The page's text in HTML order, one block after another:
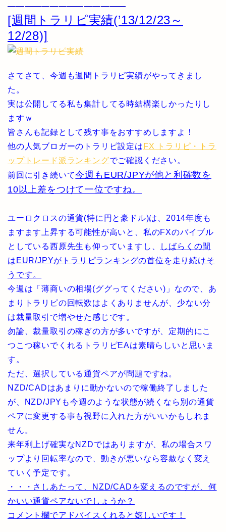
——————————————
[週間トラリピ実績(’13/12/23～
12/28)]
さてさて、今週も週間トラリピ実績がやってきまし
た。
実は公開してる私も集計してる時結構楽しかったりし
ますｗ
皆さんも記録として残す事をおすすめしますよ！
他の人気ブロガーのトラリピ設定は FX トラリピ・トラ
ップトレード派ランキングでご確認ください。
前回に引き続いて今週もEUR/JPYが他と利確数を
10以上差をつけて一位ですね。
ユーロクロスの通貨(特に円と豪ドル)は、2014年度も
ますます上昇する可能性が高いと、私のFXのバイブル
としている西原先生も仰っていますし、
しばらくの間
はEUR/JPYがトラリピランキングの首位を走り続けそ
うです。
今週は「薄商いの相場(ググってください)」なので、あ
まりトラリピの回転数はよくありませんが、少ない分
は裁量取引で増やせた感じです。
勿論、裁量取引の稼ぎの方が多いですが、定期的にこ
つこつ稼いでくれるトラリピEAは素晴らしいと思いま
す。
ただ、選択している通貨ペアが問題ですね。
NZD/CADはあまりに動かないので稼働終了しました
が、NZD/JPYも今週のような状態が続くなら別の通貨
ペアに変更する事も視野に入れた方がいいかもしれま
せん。
来年利上げ確実なNZDではありますが、私の場合スワ
ップより回転率なので、動きが悪いなら容赦なく変え
ていく予定です。
・・・さしあたって、NZD/CADを変えるのですが、何
かいい通貨ペアないでしょうか？
コメント欄でアドバイスくれると嬉しいです！